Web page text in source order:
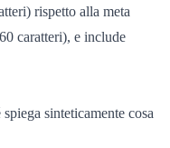
rispetto alla meta
caratteri), e include
sinteticamente cosa